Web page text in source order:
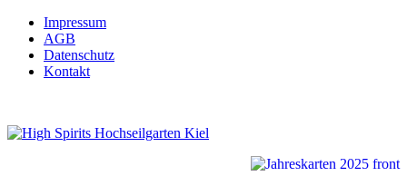
Impressum
AGB
Datenschutz
Kontakt